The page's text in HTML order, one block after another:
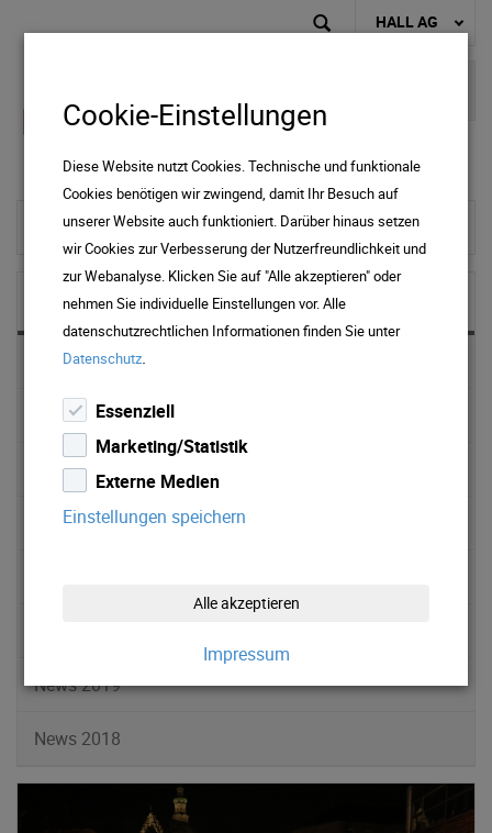
HALL AG
zur Startseite
NEWS & MEDIA
News 2025
News 2024
News 2023
News 2022
News 2019
News 2018
Cookie-Einstellungen
Diese Website nutzt Cookies. Technische und funktionale
Cookies benötigen wir zwingend, damit Ihr Besuch auf
unserer Website auch funktioniert. Darüber hinaus setzen
wir Cookies zur Verbesserung der Nutzerfreundlichkeit und
zur Webanalyse. Klicken Sie auf "Alle akzeptieren" oder
nehmen Sie individuelle Einstellungen vor. Alle
datenschutzrechtlichen Informationen finden Sie unter
Datenschutz.
Essenziell
Marketing/Statistik
Externe Medien
Einstellungen speichern
Alle akzeptieren
Impressum